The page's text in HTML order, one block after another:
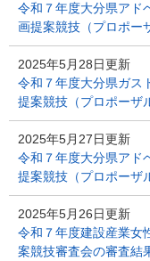
令和７年度大分県アド
画提案競技（プロポー
2025年5月28日更新
令和７年度大分県ガス
提案競技（プロポーザ
2025年5月27日更新
令和７年度大分県アド
提案競技（プロポーザ
2025年5月26日更新
令和７年度建設産業女
案競技審査会の審査結